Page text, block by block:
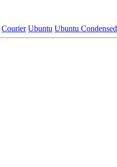
Courier Ubuntu Ubuntu Condensed